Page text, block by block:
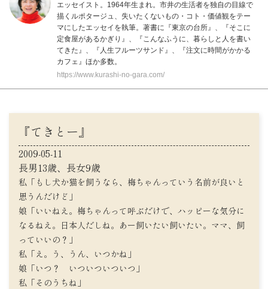
エッセイスト。1964年生まれ。市井の生活者を独自の目線で
描くルポタージュ、失いたくないもの・コト・価値観をテー
マにしたエッセイを執筆。著書に『東京の台所』、『そこに
定食屋があるかぎり』、『こんなふうに、暮らしと人を書い
てきた』、『人生フルーツサンド』、『注文に時間がかかる
カフェ』ほか多数。
https://www.kurashi-no-gara.com/
『てきとー』
2009-05-11
長男13歳、長女9歳
私「もし犬か猫を飼うなら、梅ちゃんっていう名前が良いと
思うんだけど」
娘「いいねえ。梅ちゃんって呼ぶだけで、ハッピーな気分に
なるねえ。日本人だしね。あー飼いたい飼いたい。ママ、飼
っていいの？」
私「え。う、うん、いつかね」
娘「いつ？ いついついついつ」
私「そのうちね」